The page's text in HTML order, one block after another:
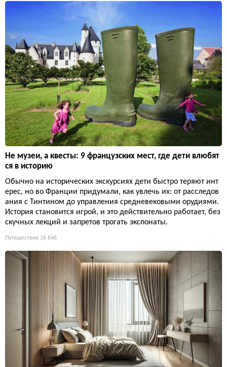
Не музеи, а квесты: 9 французских мест, где дети влюбят
ся в историю
Обычно на исторических экскурсиях дети быстро теряют инт
ерес, но во Франции придумали, как увлечь их: от расследов
ания с Тинтином до управления средневековыми орудиями.
История становится игрой, и это действительно работает, без
скучных лекций и запретов трогать экспонаты.
Путешествия 16 646